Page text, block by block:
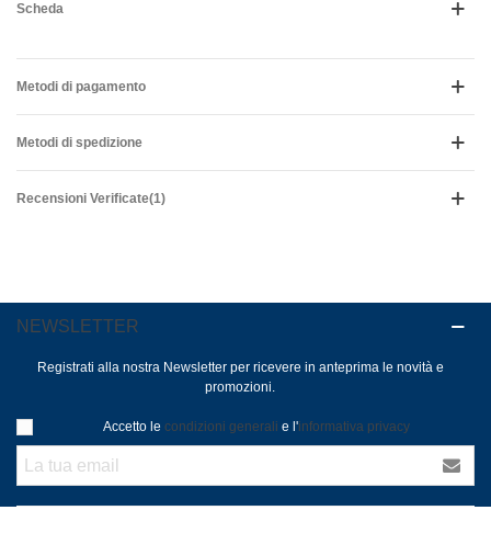
Scheda
Metodi di pagamento
Metodi di spedizione
Recensioni Verificate(1)
NEWSLETTER
Registrati alla nostra Newsletter per ricevere in anteprima le novità e
promozioni.
Accetto le condizioni generali e l'informativa privacy